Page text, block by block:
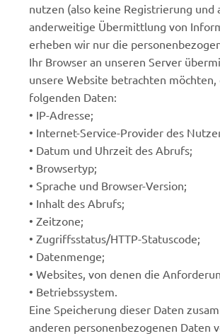
nutzen (also keine Registrierung und
anderweitige Übermittlung von
erheben wir nur die
Ihr Browser an unseren Server
unsere Website betrachten
folgenden Daten:
• IP-Adresse;
• Internet-Service-Provider des
• Datum und Uhrzeit des Abrufs;
• Browsertyp;
• Sprache und Browser-Version;
• Inhalt des Abrufs;
• Zeitzone;
• Zugriffsstatus/HTTP-Statuscode;
• Datenmenge;
• Websites, von denen die
• Betriebssystem.
Eine Speicherung dieser Daten
anderen personenbezogenen Daten